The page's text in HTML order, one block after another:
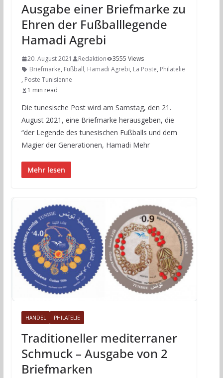
Ausgabe einer Briefmarke zu
Ehren der Fußballlegende
Hamadi Agrebi
20. August 2021 Redaktion
3555 Views
Briefmarke, Fußball, Hamadi Agrebi, La Poste, Philatelie
, Poste Tunisienne
1 min read
Die tunesische Post wird am Samstag, den 21.
August 2021, eine Briefmarke herausgeben, die
“der Legende des tunesischen Fußballs und dem
Magier der Generationen, Hamadi Mehr
Mehr lesen
HANDEL PHILATELIE
Traditioneller mediterraner
Schmuck – Ausgabe von 2
Briefmarken